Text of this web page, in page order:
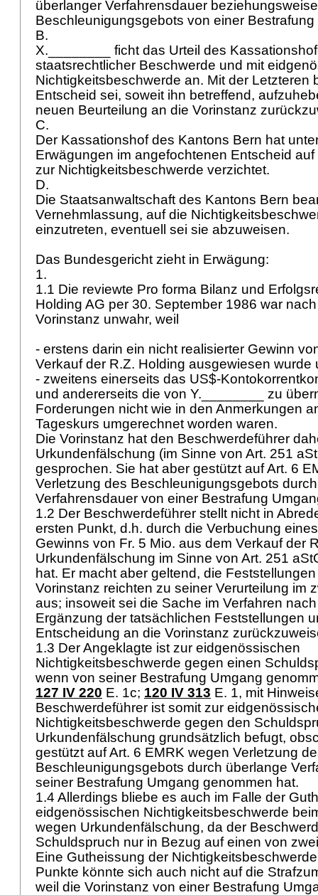
überlanger Verfahrensdauer
Beschleunigungsgebots von einer
B.
X.________ ficht das Urteil des
staatsrechtlicher Beschwerde und mit
Nichtigkeitsbeschwerde an. Mit der Letzteren
Entscheid sei, soweit ihn betreffend,
neuen Beurteilung an die Vorinstanz
C.
Der Kassationshof des Kantons Bern hat
Erwägungen im angefochtenen Entscheid
zur Nichtigkeitsbeschwerde verzichtet.
D.
Die Staatsanwaltschaft des Kantons Bern
Vernehmlassung, auf die
einzutreten, eventuell sei sie abzuweisen.
Das Bundesgericht zieht in Erwägung:
1.
1.1 Die reviewte Pro forma Bilanz und
Holding AG per 30. September 1986 war
Vorinstanz unwahr, weil
- erstens darin ein nicht realisierter Gewinn
Verkauf der R.Z. Holding ausgewiesen
- zweitens einerseits das US$-
und andererseits die von Y.________ zu
Forderungen nicht wie in den Anmerkungen
Tageskurs umgerechnet worden waren.
Die Vorinstanz hat den Beschwerdeführer
Urkundenfälschung (im Sinne von Art. 251
gesprochen. Sie hat aber gestützt aufArt. 6
Verletzung des Beschleunigungsgebots
Verfahrensdauer von einer Bestrafung
1.2 Der Beschwerdeführer stellt nicht in
ersten Punkt, d.h. durch die Verbuchung
Gewinns von Fr. 5 Mio. aus dem Verkauf der
Urkundenfälschung im Sinne von Art. 251
hat. Er macht aber geltend, die
Vorinstanz reichten zu seiner Verurteilung im
aus; insoweit sei die Sache im Verfahren
Ergänzung der tatsächlichen Feststellungen
Entscheidung an die Vorinstanz
1.3 Der Angeklagte ist zur eidgenössischen
Nichtigkeitsbeschwerde gegen einen
wenn von seiner Bestrafung Umgang
127 IV 220 E. 1c; 120 IV 313 E. 1, mit
Beschwerdeführer ist somit zur
Nichtigkeitsbeschwerde gegen den
Urkundenfälschung grundsätzlich befugt,
gestützt aufArt. 6 EMRK wegen Verletzung
Beschleunigungsgebots durch überlange
seiner Bestrafung Umgang genommen hat.
1.4 Allerdings bliebe es auch im Falle der
eidgenössischen Nichtigkeitsbeschwerde
wegen Urkundenfälschung, da der
Schuldspruch nur in Bezug auf einen von
Eine Gutheissung der
Punkte könnte sich auch nicht auf die
weil die Vorinstanz von einer Bestrafung